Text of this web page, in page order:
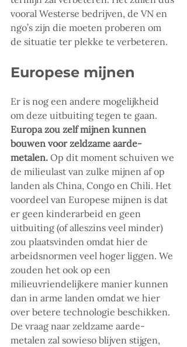
vooral Westerse bedrijven, de VN en
ngo’s zijn die moeten proberen om
de situatie ter plekke te verbeteren.
Europese mijnen
Er is nog een andere mogelijkheid
om deze uitbuiting tegen te gaan.
Europa zou zelf mijnen kunnen
bouwen voor zeldzame aarde-
metalen. Op dit moment schuiven we
de milieulast van zulke mijnen af op
landen als China, Congo en Chili. Het
voordeel van Europese mijnen is dat
er geen kinderarbeid en geen
uitbuiting (of alleszins veel minder)
zou plaatsvinden omdat hier de
arbeidsnormen veel hoger liggen. We
zouden het ook op een
milieuvriendelijkere manier kunnen
dan in arme landen omdat we hier
over betere technologie beschikken.
De vraag naar zeldzame aarde-
metalen zal sowieso blijven stijgen,